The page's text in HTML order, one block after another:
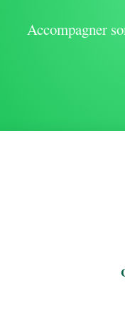
Accompagner